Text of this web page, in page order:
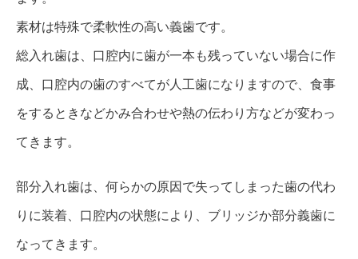
素材は特殊で柔軟性の高い義歯です。
総入れ歯は、口腔内に歯が一本も残っていない場合に作
成、口腔内の歯のすべてが人工歯になりますので、食事
をするときなどかみ合わせや熱の伝わり方などが変わっ
てきます。
部分入れ歯は、何らかの原因で失ってしまった歯の代わ
りに装着、口腔内の状態により、ブリッジか部分義歯に
なってきます。